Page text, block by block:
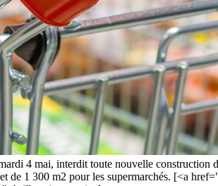
4 mai, interdit toute nouvelle construction
de 1 300 m2 pour les supermarchés. [<a